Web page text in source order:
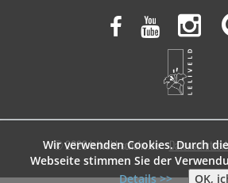
Wir verwenden Cookies. Durch
Webseite stimmen Sie der
Details >>
OK,
© 2026 leliveld-schuhe.de